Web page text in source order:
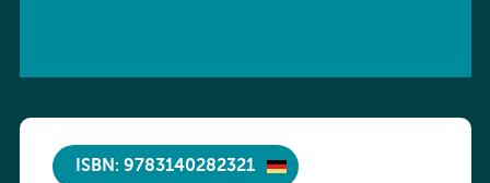
ISBN: 9783140282321